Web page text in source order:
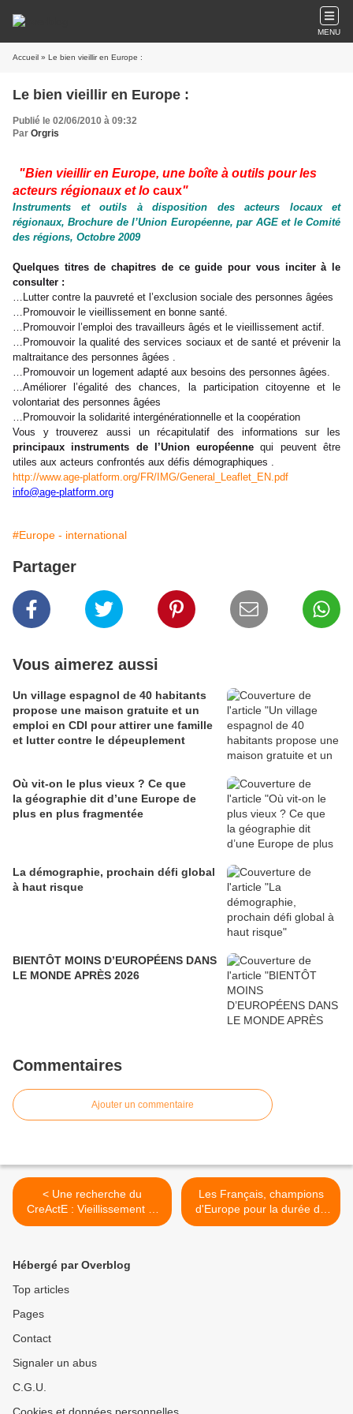
MENU
Accueil » Le bien vieillir en Europe :
Le bien vieillir en Europe :
Publié le 02/06/2010 à 09:32
Par Orgris
"Bien vieillir en Europe, une boîte à outils pour les
acteurs régionaux et lo caux"
Instruments et outils à disposition des acteurs locaux et
régionaux, Brochure de l’Union Européenne, par AGE et le Comité
des régions, Octobre 2009
Quelques titres de chapitres de ce guide pour vous inciter à le
consulter :
…Lutter contre la pauvreté et l’exclusion sociale des personnes âgées
…Promouvoir le vieillissement en bonne santé.
…Promouvoir l’emploi des travailleurs âgés et le vieillissement actif.
…Promouvoir la qualité des services sociaux et de santé et prévenir la
maltraitance des personnes âgées .
…Promouvoir un logement adapté aux besoins des personnes âgées.
…Améliorer l’égalité des chances, la participation citoyenne et le
volontariat des personnes âgées
…Promouvoir la solidarité intergénérationnelle et la coopération
Vous y trouverez aussi un récapitulatif des informations sur les
principaux instruments de l’Union européenne qui peuvent être
utiles aux acteurs confrontés aux défis démographiques .
http://www.age-platform.org/FR/IMG/General_Leaflet_EN.pdf
info@age-platform.org
#Europe - international
Partager
Vous aimerez aussi
Un village espagnol de 40 habitants
propose une maison gratuite et un
emploi en CDI pour attirer une famille
et lutter contre le dépeuplement
Où vit-on le plus vieux ? Ce que
la géographie dit d’une Europe de
plus en plus fragmentée
La démographie, prochain défi global
à haut risque
BIENTÔT MOINS D’EUROPÉENS DANS
LE MONDE APRÈS 2026
Commentaires
Ajouter un commentaire
< Une recherche du
CreActE : Vieillissement et
émergence d'activité dans
Les Français, champions
d'Europe pour la durée de
la retraite >
Hébergé par Overblog
Top articles
Pages
Contact
Signaler un abus
C.G.U.